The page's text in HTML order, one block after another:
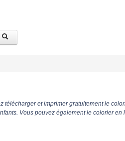
télécharger et imprimer gratuitement le
Vous pouvez également le colorier en